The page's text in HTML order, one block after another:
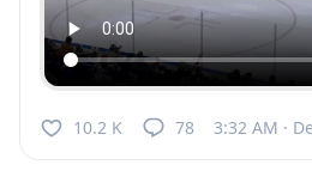
10.2 K 78 3:32 AM ·